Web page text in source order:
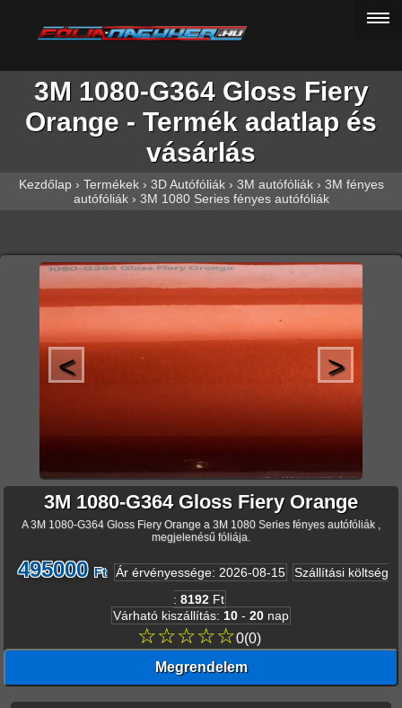
3M 1080-G364 Gloss Fiery
Orange - Termék adatlap és
vásárlás
Kezdőlap› Termékek› 3D Autófóliák› 3M autófóliák› 3M fényes
autófóliák› 3M 1080 Series fényes autófóliák
< >
3M 1080-G364 Gloss Fiery Orange
A 3M 1080-G364 Gloss Fiery Orange a 3M 1080 Series fényes autófóliák ,
megjelenésű fóliája.
495000 Ft Ár érvényessége: 2026-08-15
Szállítási költség
: 8192 Ft
Várható kiszállítás: 10 - 20 nap
☆☆☆☆☆0(0)
Megrendelem